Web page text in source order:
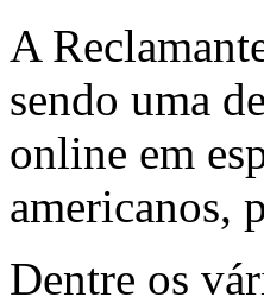
A
sendo uma
online em
americanos,
Dentre os